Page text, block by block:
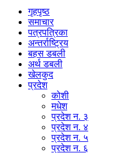
गृहपृष्‍ठ
समाचार
पत्रपत्रिका
अन्तर्राष्ट्रिय
बहस डबली
अर्थ डबली
खेलकुद
प्रदेश
कोशी
मधेश
प्रदेश न. ३
प्रदेश न. ४
प्रदेश न. ५
प्रदेश न. ६